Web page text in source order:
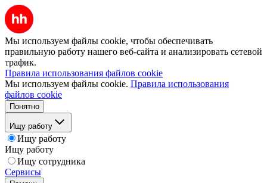
Мы используем файлы cookie, чтобы обеспечивать
правильную работу нашего веб-сайта и анализировать сетевой
трафик.
Правила использования файлов cookie
Мы используем файлы cookie. Правила использования
файлов cookie
Понятно
Ищу работу
Ищу работу
Ищу работу
Ищу сотрудника
Сервисы